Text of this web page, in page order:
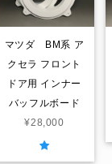
マツダ BM系 ア
クセラ フロント
ドア用 インナー
バッフルボード
¥28,000